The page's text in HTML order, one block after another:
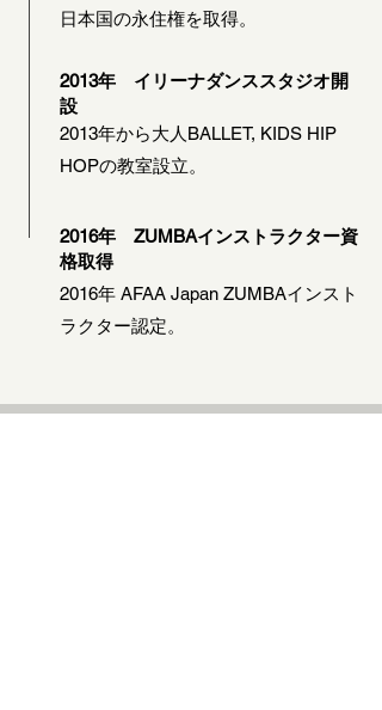
日本国の永住権を取得。
2013年 イリーナダンススタジオ開
設
2013年から大人BALLET, KIDS HIP
HOPの教室設立。
2016年 ZUMBAインストラクター資
格取得
2016年 AFAA Japan ZUMBAインスト
ラクター認定。